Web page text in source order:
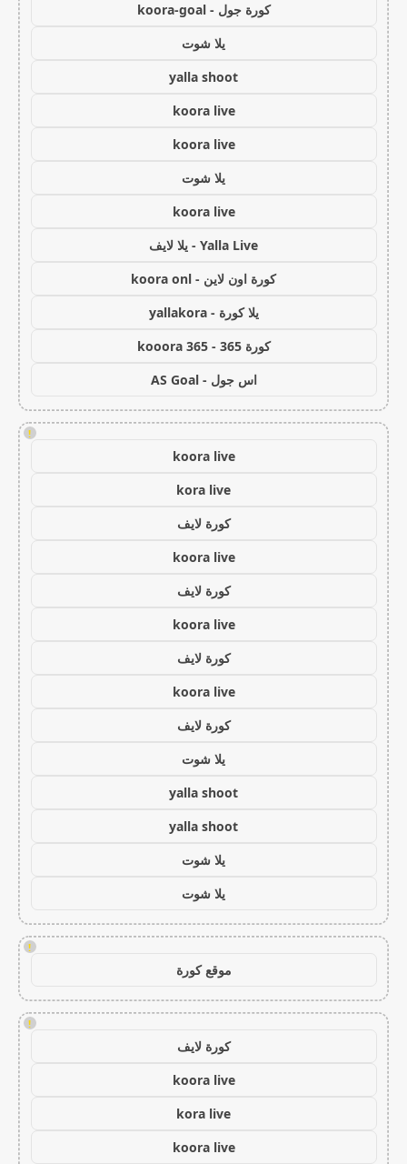
كورة جول - koora-goal
يلا شوت
yalla shoot
koora live
koora live
يلا شوت
koora live
Yalla Live - يلا لايف
كورة اون لاين - koora onl
يلا كورة - yallakora
كورة 365 - kooora 365
اس جول - AS Goal
!
koora live
kora live
كورة لايف
koora live
كورة لايف
koora live
كورة لايف
koora live
كورة لايف
يلا شوت
yalla shoot
yalla shoot
يلا شوت
يلا شوت
!
موقع كورة
!
كورة لايف
koora live
kora live
koora live